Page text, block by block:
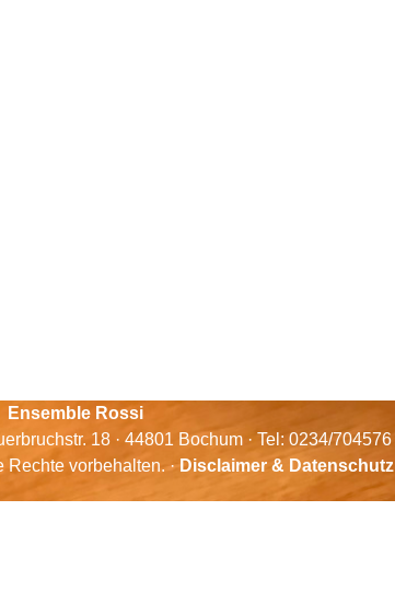
Ensemble Rossi
18 · 44801 Bochum · Tel: 0234/704576
Rechte vorbehalten. · Disclaimer & Datenschutz